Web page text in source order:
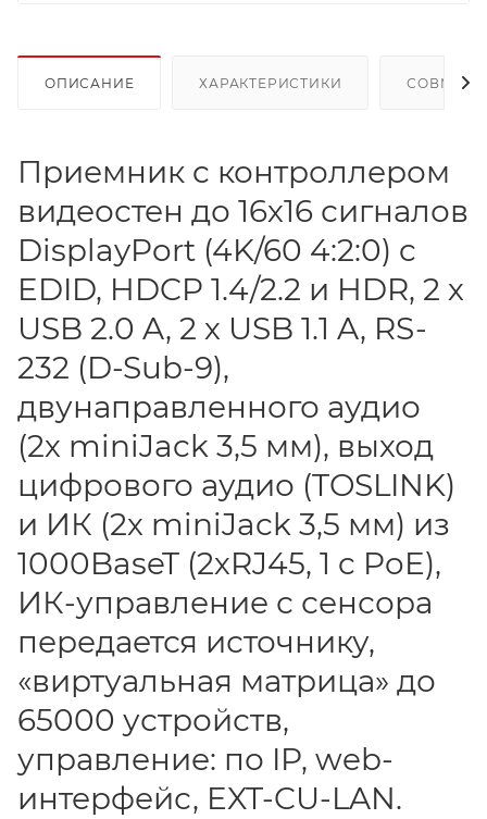
ОПИСАНИЕ ХАРАКТЕРИСТИКИ
Приемник c контроллером
видеостен до 16х16 сигналов
DisplayPort (4K/60 4:2:0) c
EDID, HDCP 1.4/2.2 и HDR, 2 х
USB 2.0 A, 2 х USB 1.1 A, RS-
232 (D-Sub-9),
двунаправленного аудио
(2х miniJack 3,5 мм), выход
цифрового аудио (TOSLINK)
и ИК (2х miniJack 3,5 мм) из
1000BaseT (2хRJ45, 1 c PoE),
ИК-управление с сенсора
передается источнику,
«виртуальная матрица» до
65000 устройств,
управление: по IP, web-
интерфейс, EXT-CU-LAN.